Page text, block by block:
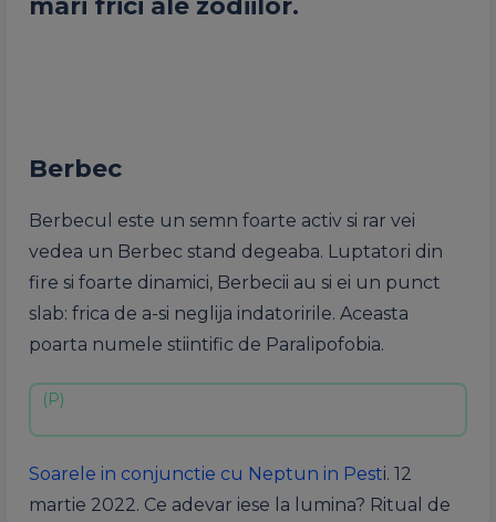
mari frici ale zodiilor.
Berbec
Berbecul este un semn foarte activ si rar vei
vedea un Berbec stand degeaba. Luptatori din
fire si foarte dinamici, Berbecii au si ei un punct
slab: frica de a-si neglija indatoririle. Aceasta
poarta numele stiintific de Paralipofobia.
Soarele in conjunctie cu Neptun in Pesti. 12
martie 2022. Ce adevar iese la lumina? Ritual de